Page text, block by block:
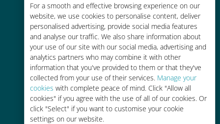
For a smooth and effective browsing experience on our
website, we use cookies to personalise content, deliver
personalised advertising, provide social media features
and analyse our traffic. We also share information about
your use of our site with our social media, advertising and
analytics partners who may combine it with other
information that you've provided to them or that they've
collected from your use of their services. Manage your
cookies with complete peace of mind. Click "Allow all
cookies" if you agree with the use of all of our cookies. Or
click "Select" if you want to customise your cookie
settings on our website.
Custo-benefício
Até 90% mais barato do que as
tarifas de roaming de sua
operadora atual